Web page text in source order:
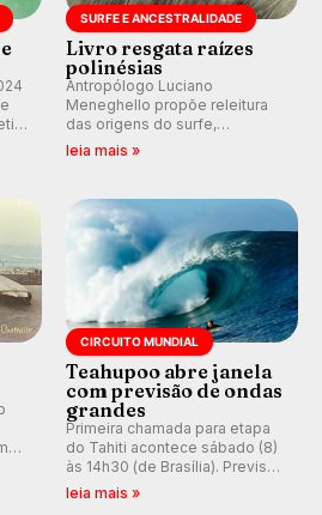
a
SURFE E ANCESTRALIDADE
Livro resgata raízes
polinésias
Antropólogo Luciano
Meneghello propõe releitura
das origens do surfe,
resgatando a cultura polinésia
e questionando a visão
prática em esporte e indústria.
leia mais »
CIRCUITO MUNDIAL
Teahupoo abre janela
com previsão de ondas
grandes
Primeira chamada para etapa
do Tahiti acontece sábado (8)
às 14h30 (de Brasília). Previsão
indica swell consistente.
Medina embarca para evento e
leia mais »